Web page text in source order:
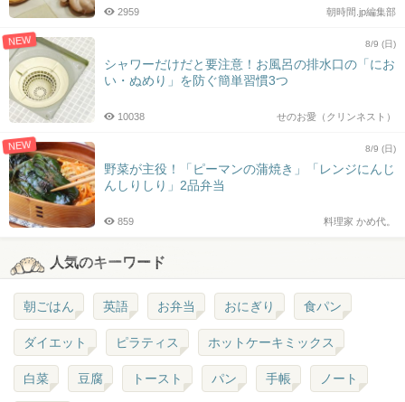
朝時間.jp編集部
2959
NEW 8/9 (日)
シャワーだけだと要注意！お風呂の排水口の「にお
い・ぬめり」を防ぐ簡単習慣3つ
せのお愛（クリンネスト）
10038
NEW 8/9 (日)
野菜が主役！「ピーマンの蒲焼き」「レンジにんじ
んしりしり」2品弁当
料理家 かめ代。
859
人気のキーワード
朝ごはん 英語 お弁当 おにぎり 食パン
ダイエット ピラティス ホットケーキミックス
白菜 豆腐 トースト パン 手帳 ノート